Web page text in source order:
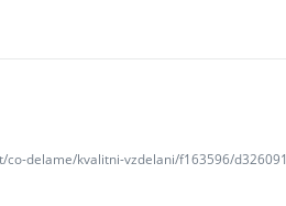
delame/kvalitni-vzdelani/f163596/d326091